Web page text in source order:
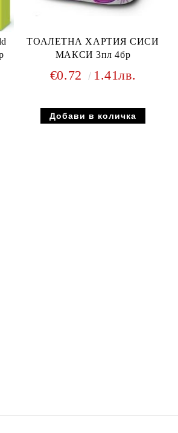
ТОАЛЕТНА ХАРТИЯ СИСИ
МАКСИ 3пл 4бр
€0.72 1.41лв.